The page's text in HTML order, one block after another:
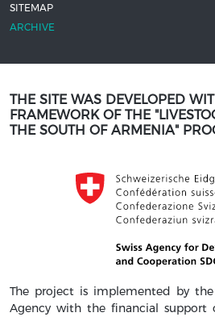
SITEMAP
ARCHIVE
THE SITE WAS DEVELOPED
FRAMEWORK OF THE
THE SOUTH OF ARMENIA"
The project is implemented by
Agency with the financial support